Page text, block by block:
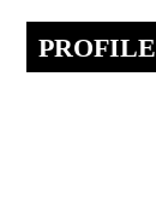
PROFILE